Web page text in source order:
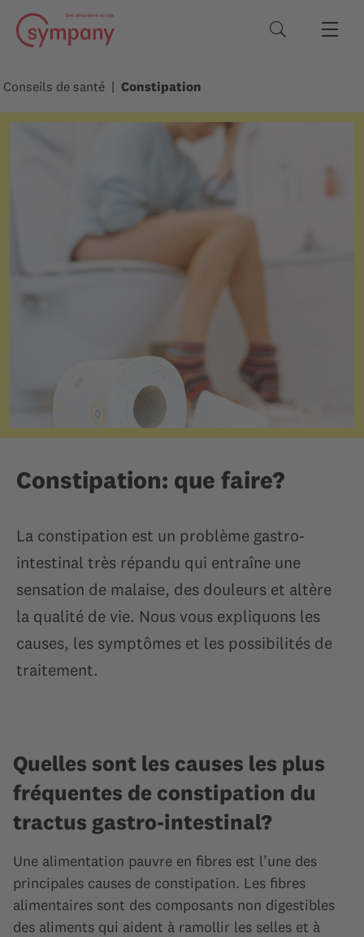
Termes de
Conseils de santé Constipation
Constipation: que faire?
La constipation est un problème gastro-
intestinal très répandu qui entraîne une
sensation de malaise, des douleurs et altère
la qualité de vie. Nous vous expliquons les
causes, les symptômes et les possibilités de
traitement.
Quelles sont les causes les plus
fréquentes de constipation du
tractus gastro-intestinal?
Une alimentation pauvre en fibres est l’une des
principales causes de constipation. Les fibres
alimentaires sont des composants non digestibles
des aliments qui aident à ramollir les selles et à